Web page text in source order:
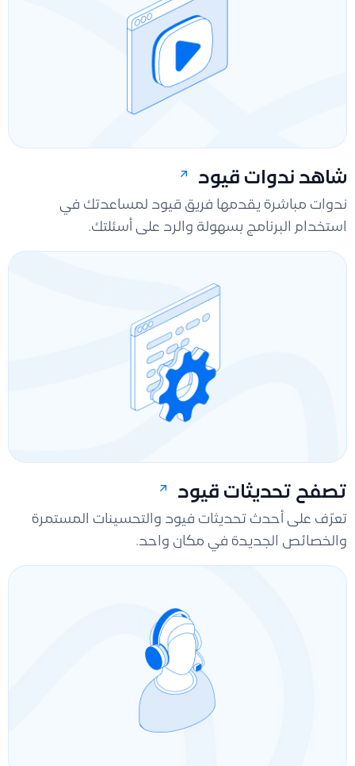
شاهد ندوات قيود
ندوات مباشرة يقدمها فريق قيود لمساعدتك في
استخدام البرنامج بسهولة والرد على أسئلتك.
تصفح تحديثات قيود
تعرّف على أحدث تحديثات فيود والتحسينات المستمرة
والخصائص الجديدة في مكان واحد.